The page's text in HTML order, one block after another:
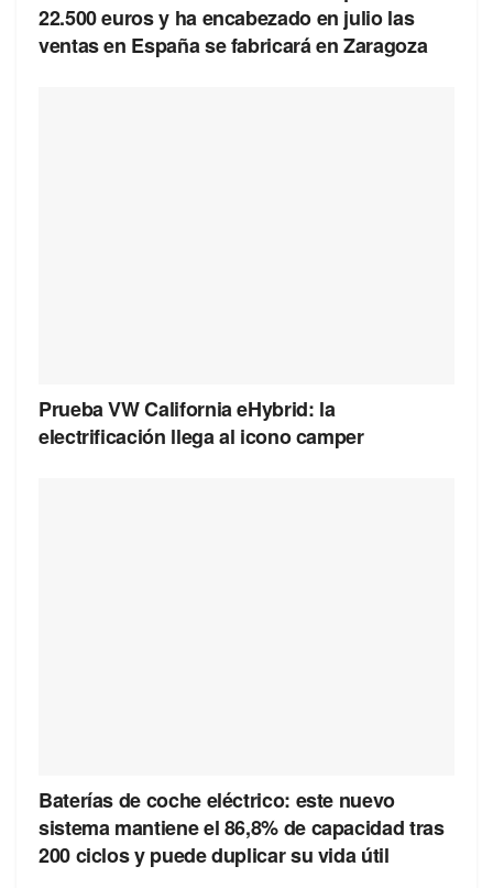
22.500 euros y ha encabezado en julio las
ventas en España se fabricará en Zaragoza
Prueba VW California eHybrid: la
electrificación llega al icono camper
Baterías de coche eléctrico: este nuevo
sistema mantiene el 86,8% de capacidad tras
200 ciclos y puede duplicar su vida útil